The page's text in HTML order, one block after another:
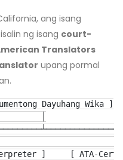
ang isang
ng isang court-
Translators
upang pormal
Dayuhang Wika ]
]     [ ATA-